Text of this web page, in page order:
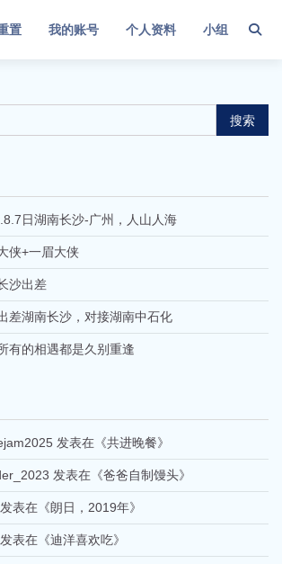
置 我的账号 个人资料 小组
日湖南长沙-广州，人山人海
侠+一眉大侠
沙出差
差湖南长沙，对接湖南中石化
有的相遇都是久别重逢
发表在《共进晚餐》
发表在《爸爸自制馒头》
发表在《朗日，2019年》
发表在《迪洋喜欢吃》